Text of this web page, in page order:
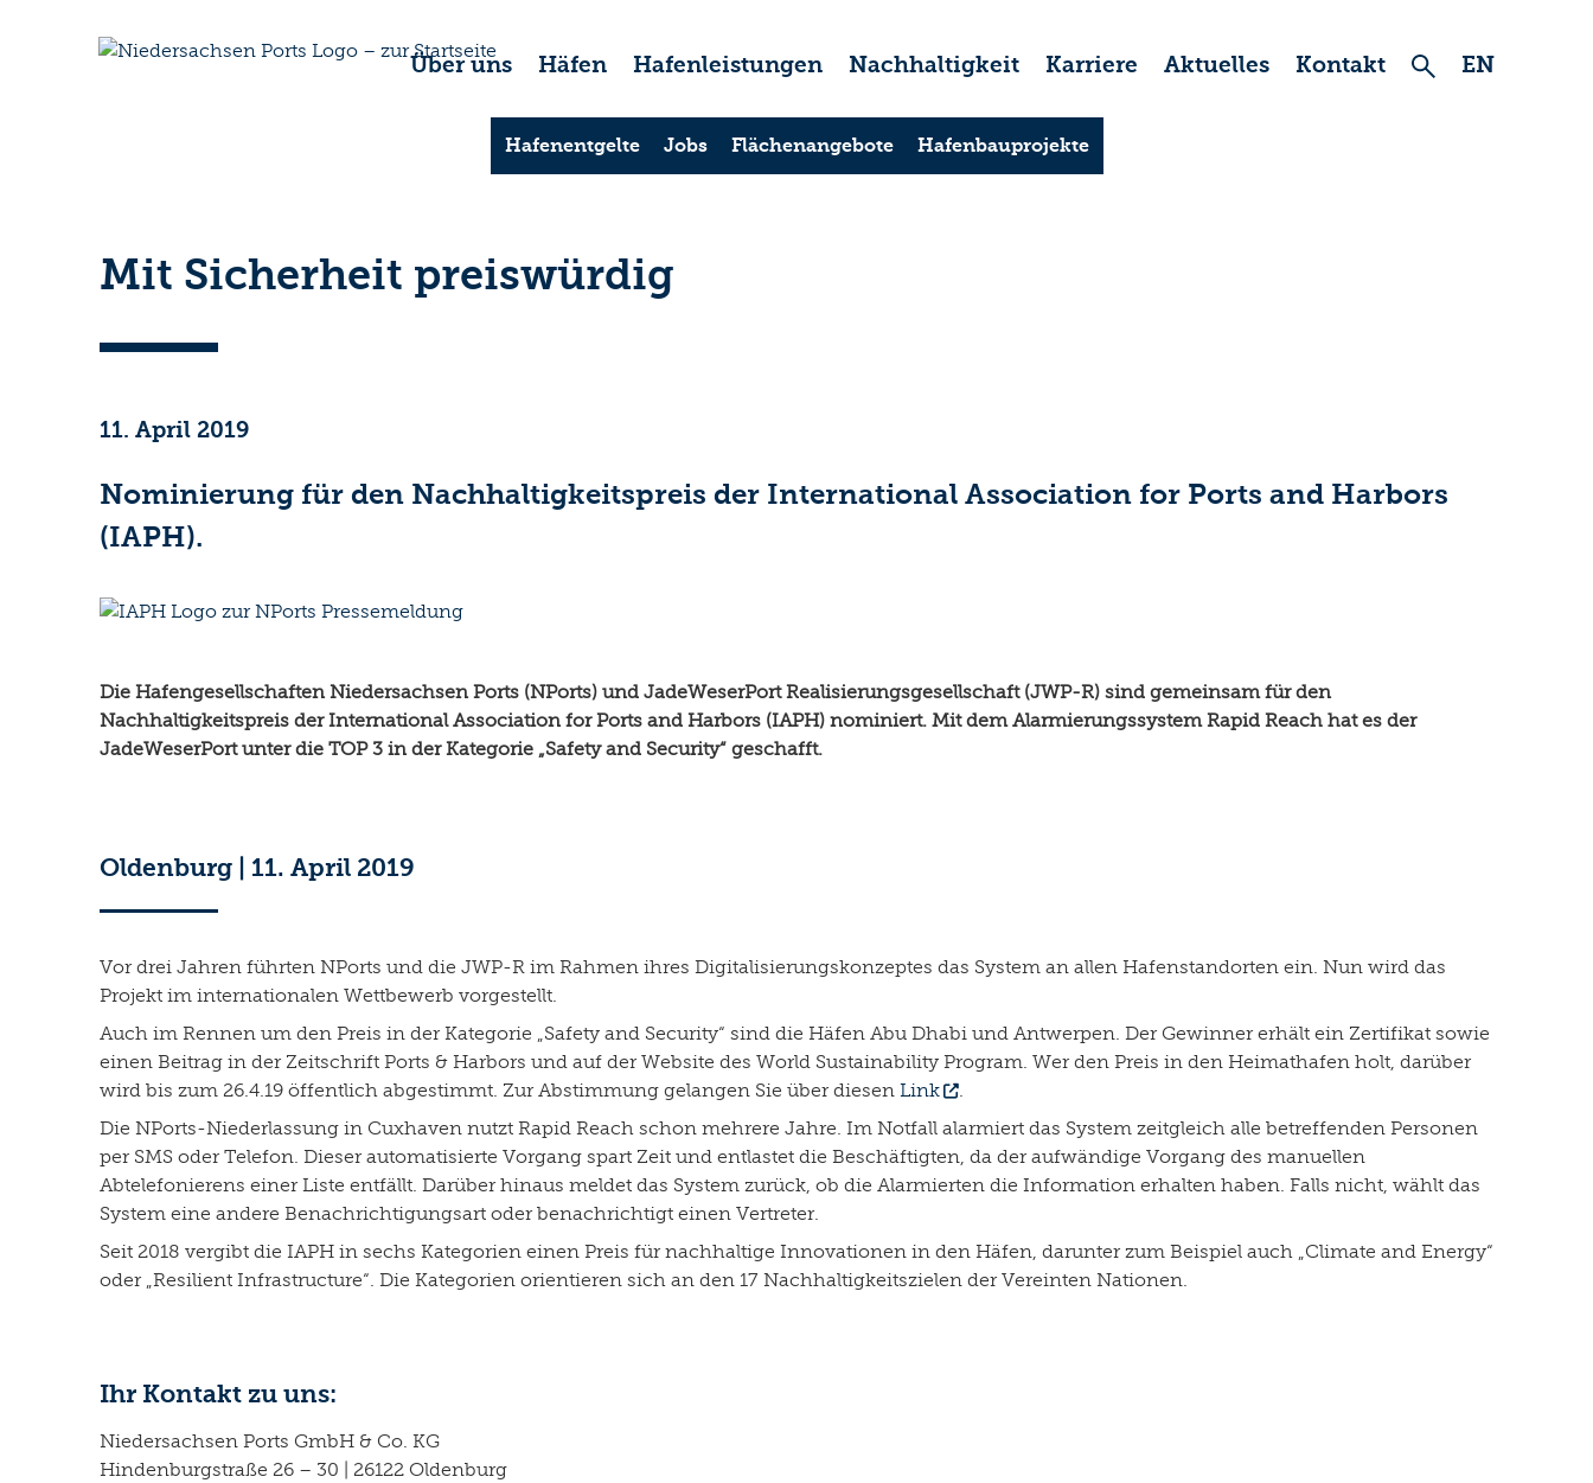
Über uns Häfen Hafenleistungen Nachhaltigkeit Karriere Aktuelles Kontakt EN
Hafenentgelte Jobs Flächenangebote Hafenbauprojekte
Mit Sicherheit preiswürdig
11. April 2019
Nominierung für den Nachhaltigkeitspreis der International Association for Ports and Harbors
(IAPH).
Die Hafengesellschaften Niedersachsen Ports (NPorts) und JadeWeserPort Realisierungsgesellschaft (JWP-R) sind gemeinsam für den
Nachhaltigkeitspreis der International Association for Ports and Harbors (IAPH) nominiert. Mit dem Alarmierungssystem Rapid Reach hat es der
JadeWeserPort unter die TOP 3 in der Kategorie „Safety and Security“ geschafft.
Oldenburg | 11. April 2019
Vor drei Jahren führten NPorts und die JWP-R im Rahmen ihres Digitalisierungskonzeptes das System an allen Hafenstandorten ein. Nun wird das
Projekt im internationalen Wettbewerb vorgestellt.
Auch im Rennen um den Preis in der Kategorie „Safety and Security“ sind die Häfen Abu Dhabi und Antwerpen. Der Gewinner erhält ein Zertifikat sowie
einen Beitrag in der Zeitschrift Ports & Harbors und auf der Website des World Sustainability Program. Wer den Preis in den Heimathafen holt, darüber
wird bis zum 26.4.19 öffentlich abgestimmt. Zur Abstimmung gelangen Sie über diesen Link
.
Die NPorts-Niederlassung in Cuxhaven nutzt Rapid Reach schon mehrere Jahre. Im Notfall alarmiert das System zeitgleich alle betreffenden Personen
per SMS oder Telefon. Dieser automatisierte Vorgang spart Zeit und entlastet die Beschäftigten, da der aufwändige Vorgang des manuellen
Abtelefonierens einer Liste entfällt. Darüber hinaus meldet das System zurück, ob die Alarmierten die Information erhalten haben. Falls nicht, wählt das
System eine andere Benachrichtigungsart oder benachrichtigt einen Vertreter.
Seit 2018 vergibt die IAPH in sechs Kategorien einen Preis für nachhaltige Innovationen in den Häfen, darunter zum Beispiel auch „Climate and Energy“
oder „Resilient Infrastructure“. Die Kategorien orientieren sich an den 17 Nachhaltigkeitszielen der Vereinten Nationen.
Ihr Kontakt zu uns:
Niedersachsen Ports GmbH & Co. KG
Hindenburgstraße 26 – 30 | 26122 Oldenburg